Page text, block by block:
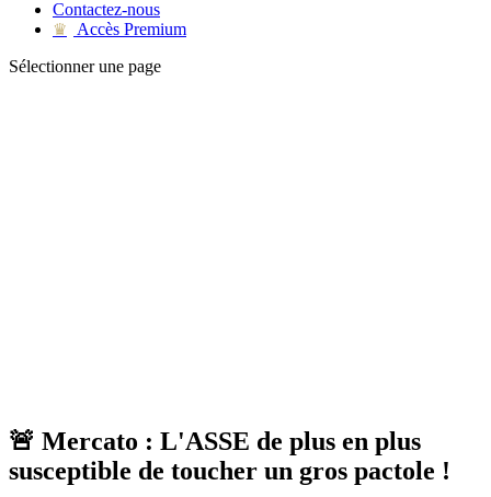
Contactez-nous
♛
Accès Premium
Sélectionner une page
🚨 Mercato : L'ASSE de plus en plus
susceptible de toucher un gros pactole !